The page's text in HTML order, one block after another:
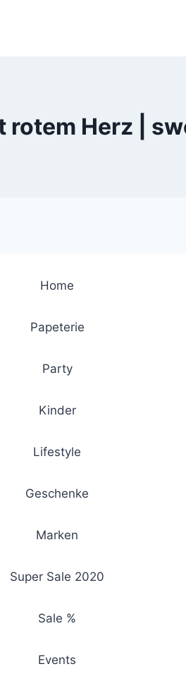
rotem Herz |
Home
Papeterie
Party
Kinder
Lifestyle
Geschenke
Marken
Super Sale 2020
Sale %
Events